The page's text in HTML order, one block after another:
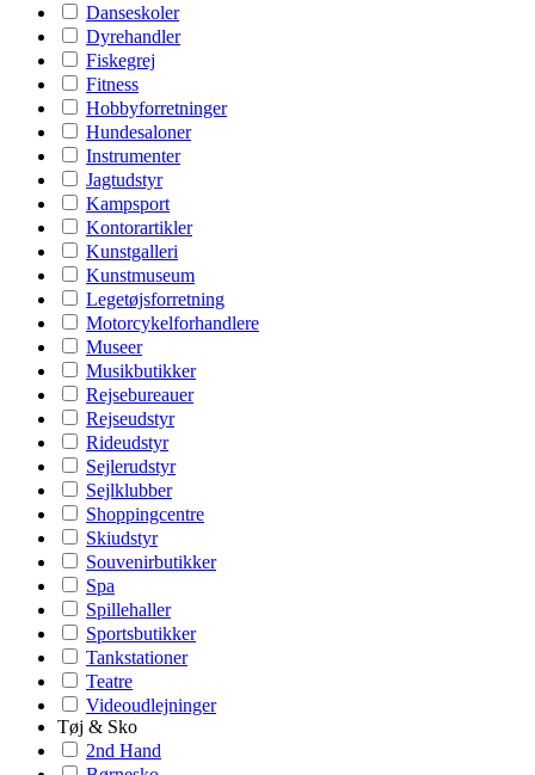
Danseskoler
Dyrehandler
Fiskegrej
Fitness
Hobbyforretninger
Hundesaloner
Instrumenter
Jagtudstyr
Kampsport
Kontorartikler
Kunstgalleri
Kunstmuseum
Legetøjsforretning
Motorcykelforhandlere
Museer
Musikbutikker
Rejsebureauer
Rejseudstyr
Rideudstyr
Sejlerudstyr
Sejlklubber
Shoppingcentre
Skiudstyr
Souvenirbutikker
Spa
Spillehaller
Sportsbutikker
Tankstationer
Teatre
Videoudlejninger
Tøj & Sko
2nd Hand